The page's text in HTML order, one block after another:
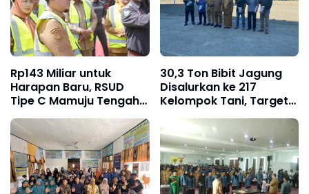
Rp143 Miliar untuk
Harapan Baru, RSUD
Tipe C Mamuju Tengah
Dimulai
30,3 Ton Bibit Jagung
Disalurkan ke 217
Kelompok Tani, Target
2.020 Hektar